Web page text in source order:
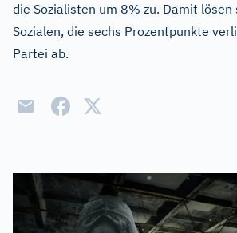
die Sozialisten um 8% zu. Damit
Sozialen, die sechs Prozentpunkte
Partei ab.